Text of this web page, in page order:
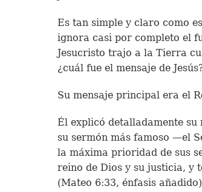
Es tan simple y claro como
ignora casi por completo el
Jesucristo trajo a la Tierra
¿cuál fue el mensaje de
Su mensaje principal era el
Él explicó detalladamente
su sermón más famoso —el
la máxima prioridad de sus
reino de Dios y su justicia, y
(Mateo 6:33, énfasis